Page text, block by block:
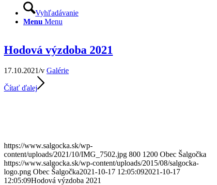
Vyhľadávanie
Menu Menu
Hodová výzdoba 2021
17.10.2021/v Galérie
Čítať ďalej
https://www.salgocka.sk/wp-
content/uploads/2021/10/IMG_7502.jpg 800 1200 Obec Šalgočka
https://www.salgocka.sk/wp-content/uploads/2015/08/salgocka-
logo.png Obec Šalgočka2021-10-17 12:05:092021-10-17
12:05:09Hodová výzdoba 2021